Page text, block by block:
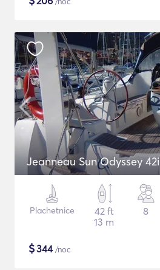
Jeanneau Sun Odyssey 42i
Plachetnice
42 ft
13 m
8
$344/noc